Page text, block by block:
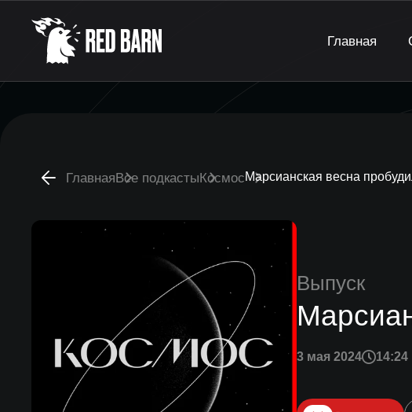
Главная
ГлавнаяВсе подкастыКосмосМарсианская весна
Выпуск
3 мая 2024 14:24